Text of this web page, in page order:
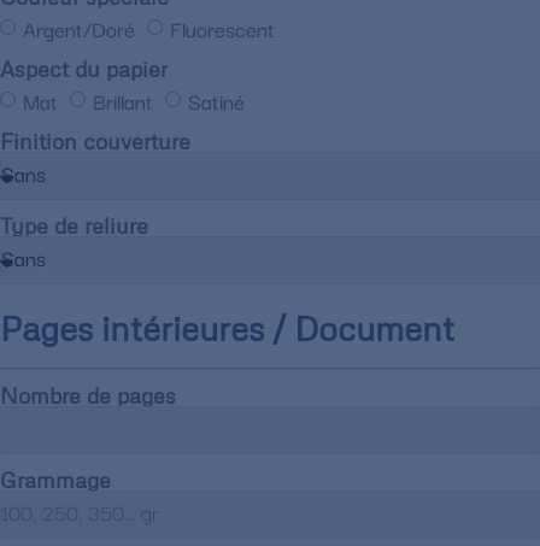
Argent/Doré Fluorescent
Aspect du papier
Mat Brillant Satiné
Finition couverture
Type de reliure
Pages intérieures / Document
Nombre de pages
Grammage